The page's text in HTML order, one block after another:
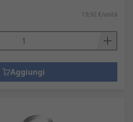
19,92 €/unità
Aggiungi